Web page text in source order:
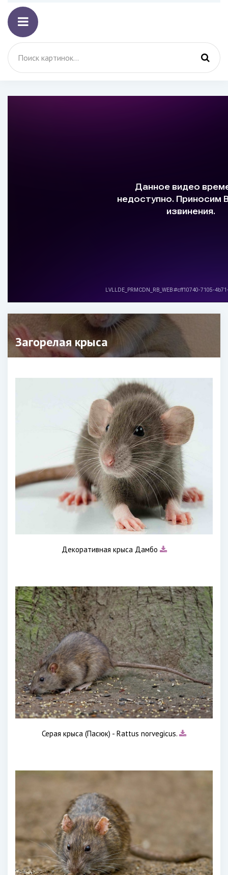
Загорелая крыса
Декоративная крыса Дамбо
Серая крыса (Пасюк) - Rattus norvegicus.